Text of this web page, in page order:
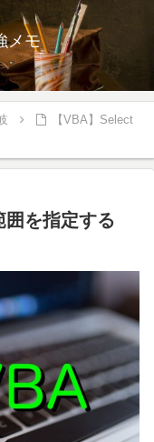
メモ
【VBA】Select
囲を指定する